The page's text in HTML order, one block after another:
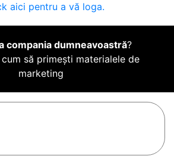
aici pentru a vă loga.
compania dumneavoastră?
să primești materialele de
marketing